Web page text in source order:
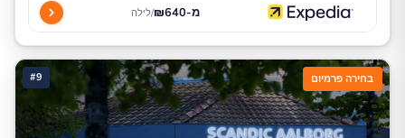
מ-₪640 /לילה
#9 בחירה פרמיום